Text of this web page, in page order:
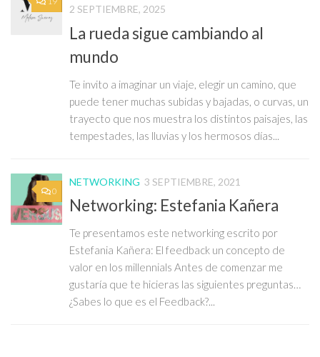
2 SEPTIEMBRE, 2025
La rueda sigue cambiando al
mundo
Te invito a imaginar un viaje, elegir un camino, que
puede tener muchas subidas y bajadas, o curvas, un
trayecto que nos muestra los distintos paisajes, las
tempestades, las lluvias y los hermosos días...
0
NETWORKING 3 SEPTIEMBRE, 2021
Networking: Estefania Kañera
Te presentamos este networking escrito por
Estefania Kañera: El feedback un concepto de
valor en los millennials Antes de comenzar me
gustaría que te hicieras las siguientes preguntas…
¿Sabes lo que es el Feedback?...